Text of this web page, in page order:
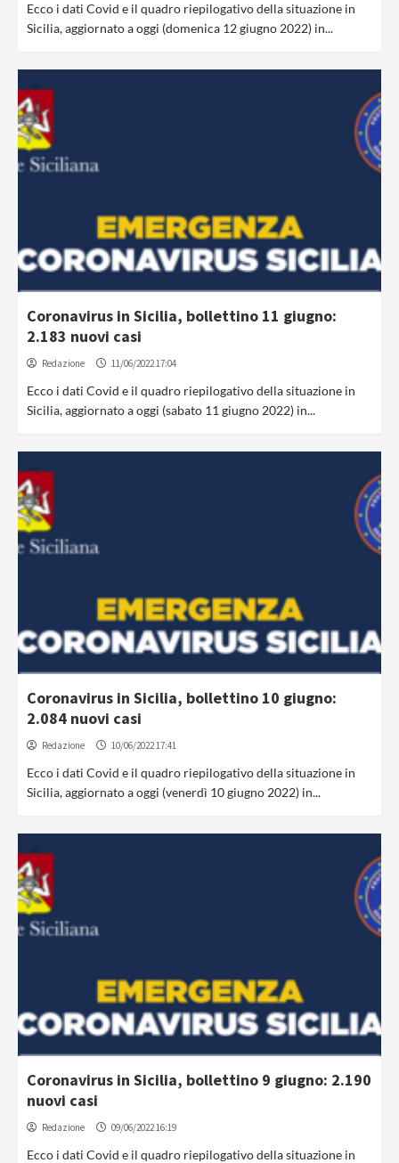
Ecco i dati Covid e il quadro riepilogativo della situazione in
Sicilia, aggiornato a oggi (domenica 12 giugno 2022) in...
Coronavirus in Sicilia, bollettino 11 giugno:
2.183 nuovi casi
Redazione 11/06/2022 17:04
Ecco i dati Covid e il quadro riepilogativo della situazione in
Sicilia, aggiornato a oggi (sabato 11 giugno 2022) in...
Coronavirus in Sicilia, bollettino 10 giugno:
2.084 nuovi casi
Redazione 10/06/2022 17:41
Ecco i dati Covid e il quadro riepilogativo della situazione in
Sicilia, aggiornato a oggi (venerdì 10 giugno 2022) in...
Coronavirus in Sicilia, bollettino 9 giugno: 2.190
nuovi casi
Redazione 09/06/2022 16:19
Ecco i dati Covid e il quadro riepilogativo della situazione in